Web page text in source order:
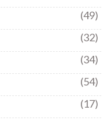
(49)
(32)
(34)
(54)
(17)